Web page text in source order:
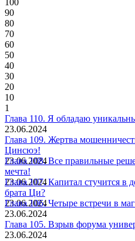
100
90
80
70
60
50
40
30
20
10
1
Глава 110. Я обладаю
23.06.2024
Глава 109. Жертва
Цинсюэ!
23.06.2024
Глава 108. Все правильные
мечта!
23.06.2024
Глава 107. Капитал стучится в
брата Ци?
23.06.2024
Глава 106. Четыре встречи в
23.06.2024
Глава 105. Взрыв форума
23.06.2024